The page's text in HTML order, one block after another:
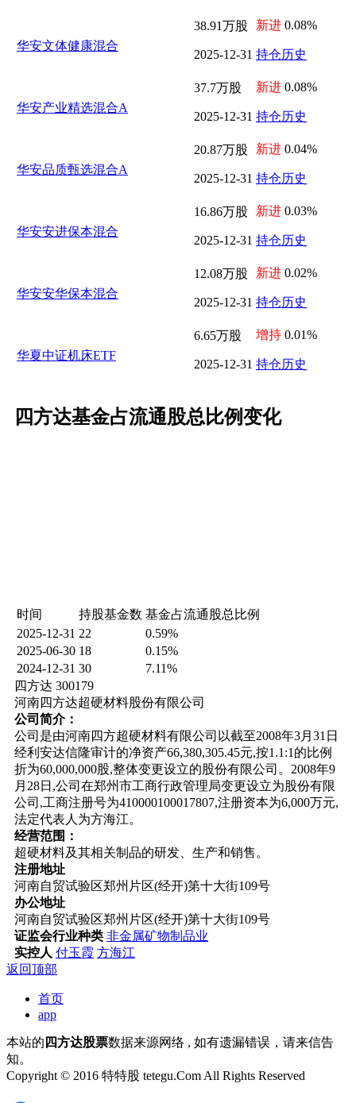
华安文体健康混合
38.91万股
2025-12-31
新进 0.08%
持仓历史
华安产业精选混合A
37.7万股
2025-12-31
新进 0.08%
持仓历史
华安品质甄选混合A
20.87万股
2025-12-31
新进 0.04%
持仓历史
华安安进保本混合
16.86万股
2025-12-31
新进 0.03%
持仓历史
华安安华保本混合
12.08万股
2025-12-31
新进 0.02%
持仓历史
华夏中证机床ETF
6.65万股
2025-12-31
增持 0.01%
持仓历史
四方达基金占流通股总比例变化
时间 持股基金数 基金占流通股总比例
2025-12-31 22
0.59%
2025-06-30 18
0.15%
2024-12-31 30
7.11%
四方达 300179
河南四方达超硬材料股份有限公司
公司简介：
公司是由河南四方超硬材料有限公司以截至2008年3月31日
经利安达信隆审计的净资产66,380,305.45元,按1.1:1的比例
折为60,000,000股,整体变更设立的股份有限公司。2008年9
月28日,公司在郑州市工商行政管理局变更设立为股份有限
公司,工商注册号为410000100017807,注册资本为6,000万元,
法定代表人为方海江。
经营范围：
超硬材料及其相关制品的研发、生产和销售。
注册地址
河南自贸试验区郑州片区(经开)第十大街109号
办公地址
河南自贸试验区郑州片区(经开)第十大街109号
证监会行业种类 非金属矿物制品业
实控人 付玉霞 方海江
返回顶部
首页
app
本站的 四方达股票数据来源网络 , 如有遗漏错误，请来信告
知。
Copyright © 2016 特特股 tetegu.Com All Rights Reserved